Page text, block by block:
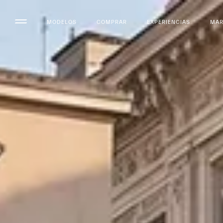
MODELOS COMPRAR EXPERIENCIAS